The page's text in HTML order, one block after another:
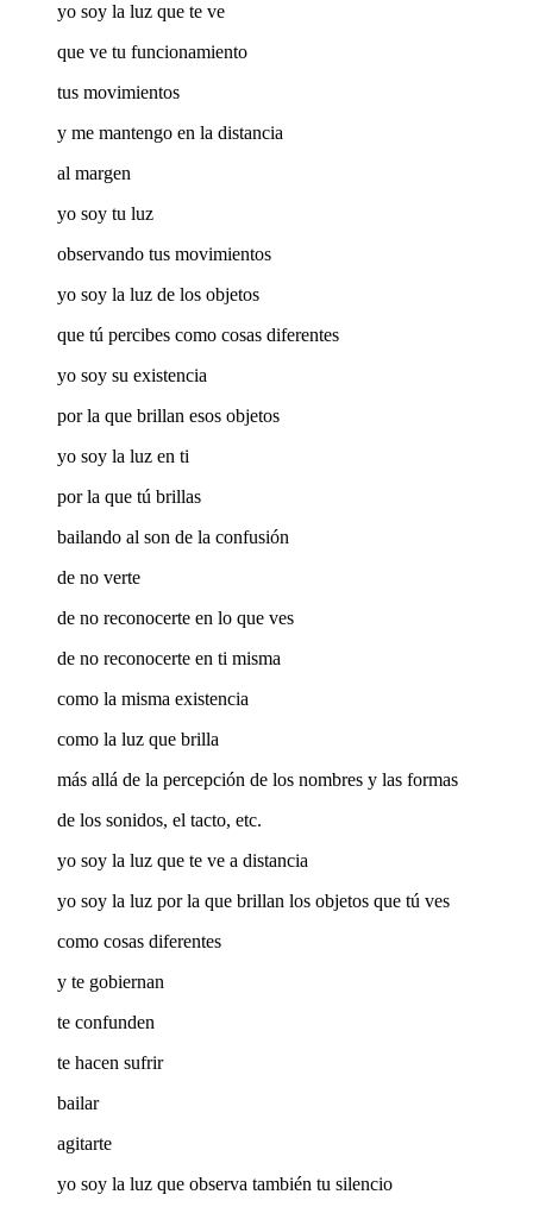
yo soy la luz que te ve
que ve tu funcionamiento
tus movimientos
y me mantengo en la distancia
al margen
yo soy tu luz
observando tus movimientos
yo soy la luz de los objetos
que tú percibes como cosas diferentes
yo soy su existencia
por la que brillan esos objetos
yo soy la luz en ti
por la que tú brillas
bailando al son de la confusión
de no verte
de no reconocerte en lo que ves
de no reconocerte en ti misma
como la misma existencia
como la luz que brilla
más allá de la percepción de los nombres y las formas
de los sonidos, el tacto, etc.
yo soy la luz que te ve a distancia
yo soy la luz por la que brillan los objetos que tú ves
como cosas diferentes
y te gobiernan
te confunden
te hacen sufrir
bailar
agitarte
yo soy la luz que observa también tu silencio